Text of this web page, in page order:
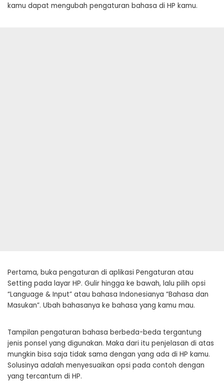
kamu dapat mengubah pengaturan bahasa di HP kamu.
Pertama, buka pengaturan di aplikasi Pengaturan atau
Setting pada layar HP. Gulir hingga ke bawah, lalu pilih opsi
“Language & Input” atau bahasa Indonesianya “Bahasa dan
Masukan”. Ubah bahasanya ke bahasa yang kamu mau.
Tampilan pengaturan bahasa berbeda-beda tergantung
jenis ponsel yang digunakan. Maka dari itu penjelasan di atas
mungkin bisa saja tidak sama dengan yang ada di HP kamu.
Solusinya adalah menyesuaikan opsi pada contoh dengan
yang tercantum di HP.